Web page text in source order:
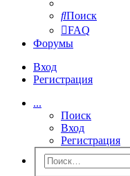
Поиск
FAQ
Форумы
Вход
Регистрация
...
Поиск
Вход
Регистрация